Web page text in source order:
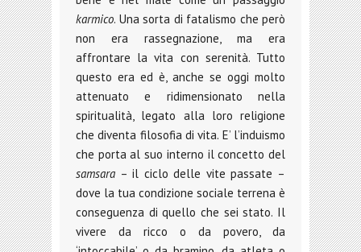
karmico. Una sorta di fatalismo che però
non era rassegnazione, ma era
affrontare la vita con serenità. Tutto
questo era ed è, anche se oggi molto
attenuato e ridimensionato nella
spiritualità, legato alla loro religione
che diventa filosofia di vita. E’ l’induismo
che porta al suo interno il concetto del
samsara – il ciclo delle vite passate –
dove la tua condizione sociale terrena è
conseguenza di quello che sei stato. Il
vivere da ricco o da povero, da